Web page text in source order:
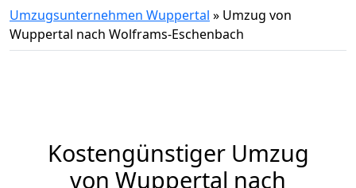
Umzugsunternehmen Wuppertal » Umzug von
Wuppertal nach Wolframs-Eschenbach
Kostengünstiger Umzug
von Wuppertal nach